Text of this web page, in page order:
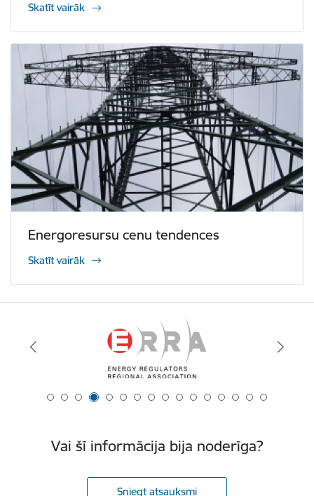
Skatīt vairāk
Energoresursu cenu tendences
Skatīt vairāk
Vai šī informācija bija noderīga?
Sniegt atsauksmi